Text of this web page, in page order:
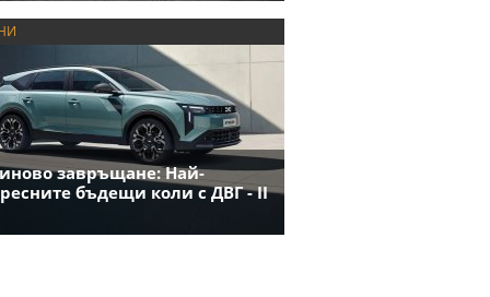
завръщане: Най-
бъдещи коли с ДВГ - II